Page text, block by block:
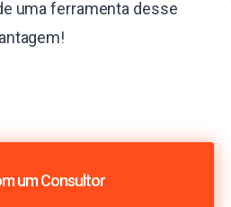
uma ferramenta desse
um Consultor